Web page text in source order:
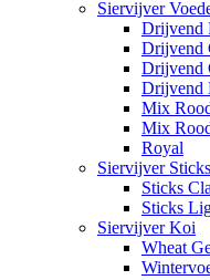
Siervijver
Drijvend
Drijvend
Drijvend
Drijvend
Mix
Mix
Royal
Siervijver Sticks
Sticks
Sticks
Siervijver Koi
Wheat